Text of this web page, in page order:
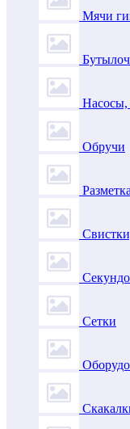
Мячи
Обручи
Сетки